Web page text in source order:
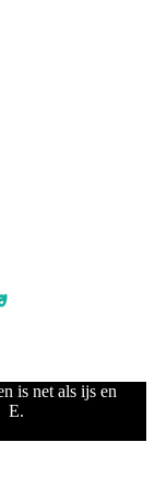
is net als ijs en
E.